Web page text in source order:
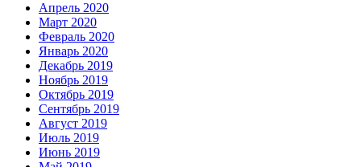
Апрель 2020
Март 2020
Февраль 2020
Январь 2020
Декабрь 2019
Ноябрь 2019
Октябрь 2019
Сентябрь 2019
Август 2019
Июль 2019
Июнь 2019